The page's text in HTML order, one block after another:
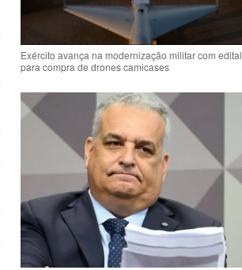
Exército avança na modernização militar com edital
para compra de drones camicases